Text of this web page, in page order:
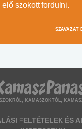
elő szokott fordulni.
SZAVAZAT
KAMASZOKTÓL,
FELTÉTELEK ÉS